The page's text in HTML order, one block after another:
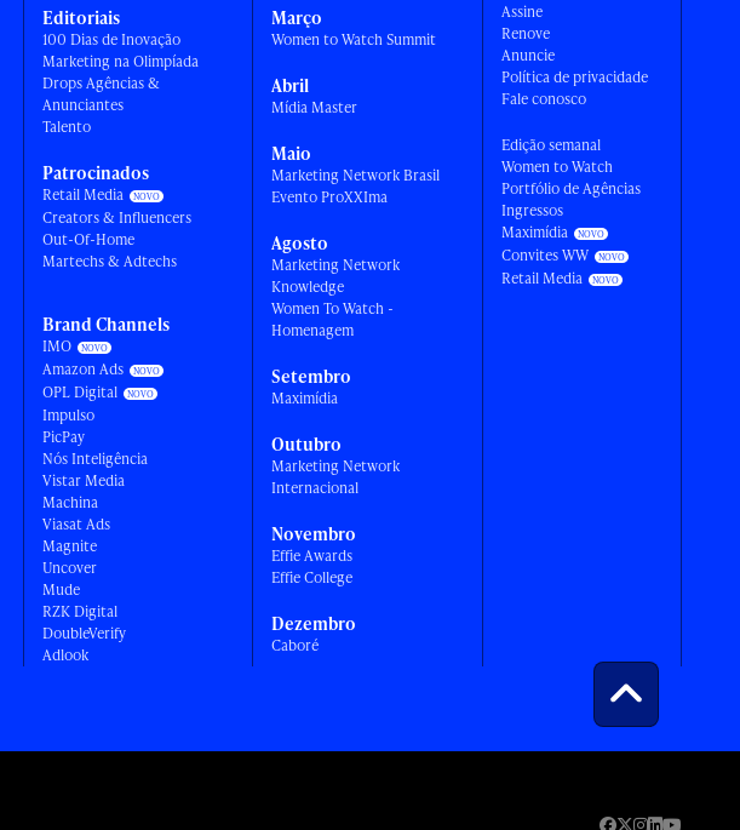
Editoriais
100 Dias de Inovação
Marketing na Olimpíada
Drops Agências &
Anunciantes
Talento
Patrocinados
Retail Media
Creators & Influencers
Out-Of-Home
Martechs & Adtechs
Brand Channels
IMO
Amazon Ads
OPL Digital
Impulso
PicPay
Nós Inteligência
Vistar Media
Machina
Viasat Ads
Magnite
Uncover
Mude
RZK Digital
DoubleVerify
Adlook
Março
Women to Watch Summit
Abril
Mídia Master
Maio
Marketing Network Brasil
Evento ProXXIma
Agosto
Marketing Network
Knowledge
Women To Watch -
Homenagem
Setembro
Maximídia
Outubro
Marketing Network
Internacional
Novembro
Effie Awards
Effie College
Dezembro
Caboré
Assine
Renove
Anuncie
Política de privacidade
Fale conosco
Edição semanal
Women to Watch
Portfólio de Agências
Ingressos
Maximídia
Convites WW
Retail Media